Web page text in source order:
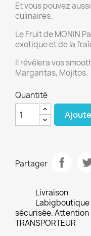
Et vous pouvez
culinaires.
Le Fruit de MONIN
exotique et de la
Il révélera vos
Margaritas, Mojitos.
Quantité
Partager
Livraison
Labigboutique
sécurisée. Attention
TRANSPORTEUR